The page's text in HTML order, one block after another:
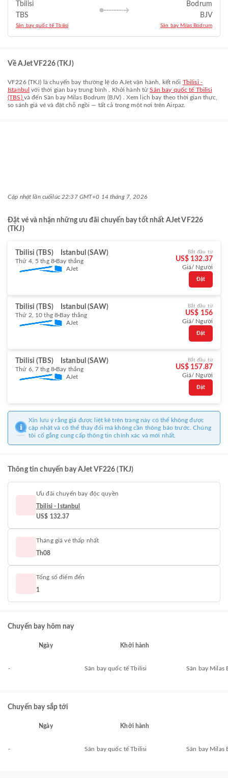
Tbilisi
TBS
Sân bay quốc tế Tbilisi
Bodrum
BJV
Sân bay Milas Bodrum
Về AJet VF226 (TKJ)
VF226(TKJ) là chuyến bay thường lệ doAJet vận hành, kết nối Tbilisi -
Istanbul với thời gian bay trung bình . Khởi hành từSân bay quốc tế Tbilisi
(TBS) và đến Sân bay Milas Bodrum (BJV)
. Xem lịch bay theo thời gian thực,
so sánh giá vé và đặt chỗ ngồi — tất cả trong một nơi trên Airpaz.
Cập nhật lần cuốilúc 22:37 GMT+0 14 tháng 7, 2026
Đặt vé và nhận những ưu đãi chuyến bay tốt nhất AJet VF226
(TKJ)
Tbilisi (TBS) Istanbul (SAW)
Thứ 4, 5 thg 8 Bay thẳng
AJet
Bắt đầu từ
US$ 132.37
Giá/ Người
Đặt
Tbilisi (TBS) Istanbul (SAW)
Thứ 2, 10 thg 8 Bay thẳng
AJet
Bắt đầu từ
US$ 156
Giá/ Người
Đặt
Tbilisi (TBS) Istanbul (SAW)
Thứ 6, 7 thg 8 Bay thẳng
AJet
Bắt đầu từ
US$ 157.87
Giá/ Người
Đặt
Xin lưu ý rằng giá được liệt kê trên trang này có thể không được
cập nhật và có thể thay đổi mà không cần thông báo trước. Chúng
tôi cố gắng cung cấp thông tin chính xác và mới nhất.
Thông tin chuyến bay AJet VF226 (TKJ)
Ưu đãi chuyến bay độc quyền
Tbilisi - Istanbul
US$ 132.37
Tháng giá vé thấp nhất
Th08
Tổng số điểm đến
1
Chuyến bay hôm nay
Ngày Khởi hành
- Sân bay quốc tế Tbilisi Sân bay Milas
Chuyến bay sắp tới
Ngày Khởi hành
- Sân bay quốc tế Tbilisi Sân bay Milas